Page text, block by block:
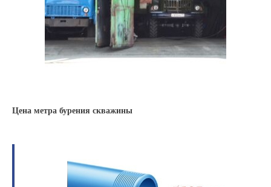
Цена метра бурения скважины